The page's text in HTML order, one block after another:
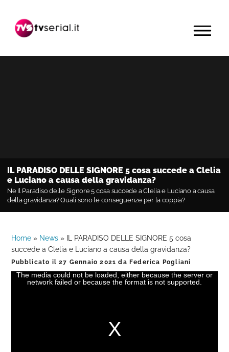
navigazione
contenuto
barra
primaria
MENU
IL PARADISO DELLE SIGNORE 5 cosa succede a Clelia
e Luciano a causa della gravidanza?
Ne Il Paradiso delle Signore 5 cosa succede a Clelia e Luciano a causa
della gravidanza? Quali sono le conseguenze per la coppia?
Home » News »
IL PARADISO DELLE SIGNORE 5 cosa
succede a Clelia e Luciano a causa della gravidanza?
Pubblicato il27 Gennaio 2021 da Federica Pogliani
The media could not be loaded, either because the server or
network failed or because the format is not supported.